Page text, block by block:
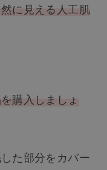
に見える人工肌
購入しましょ
た部分をカバー